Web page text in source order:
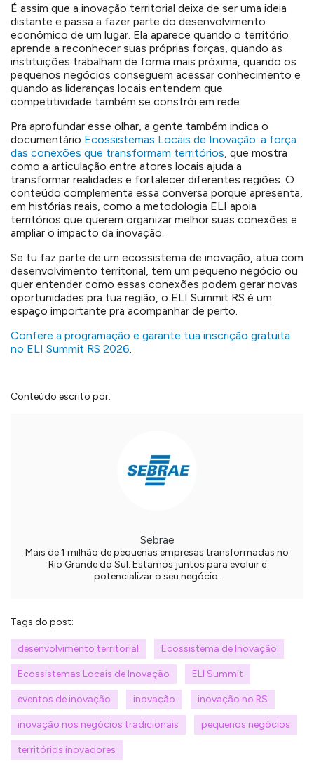
É assim que a inovação territorial deixa de ser uma ideia
distante e passa a fazer parte do desenvolvimento
econômico de um lugar. Ela aparece quando o território
aprende a reconhecer suas próprias forças, quando as
instituições trabalham de forma mais próxima, quando os
pequenos negócios conseguem acessar conhecimento e
quando as lideranças locais entendem que
competitividade também se constrói em rede.
Pra aprofundar esse olhar, a gente também indica o
documentário Ecossistemas Locais de Inovação: a força
das conexões que transformam territórios , que mostra
como a articulação entre atores locais ajuda a
transformar realidades e fortalecer diferentes regiões. O
conteúdo complementa essa conversa porque apresenta,
em histórias reais, como a metodologia ELI apoia
territórios que querem organizar melhor suas conexões e
ampliar o impacto da inovação.
Se tu faz parte de um ecossistema de inovação, atua com
desenvolvimento territorial, tem um pequeno negócio ou
quer entender como essas conexões podem gerar novas
oportunidades pra tua região, o ELI Summit RS é um
espaço importante pra acompanhar de perto.
Confere a programação e garante tua inscrição gratuita
no ELI Summit RS 2026
Conteúdo escrito por:
Sebrae
Mais de 1 milhão de pequenas empresas transformadas no
Rio Grande do Sul. Estamos juntos para evoluir e
potencializar o seu negócio.
Tags do post:
desenvolvimento territorial Ecossistema de Inovação
Ecossistemas Locais de Inovação ELI Summit
eventos de inovação inovação inovação no RS
inovação nos negócios tradicionais pequenos negócios
territórios inovadores